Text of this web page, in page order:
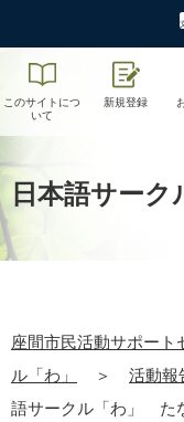
このサイトにつ
いて
新規登録
日本語サーク
座間市民活動サポー
ル「わ」
＞ 活動報
語サークル「わ」 た